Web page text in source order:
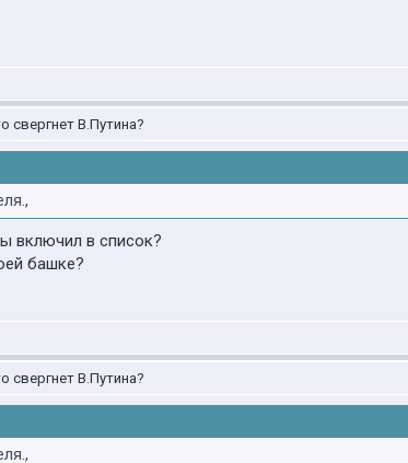
свергнет В.Путина?
включил в список?
башке?
свергнет В.Путина?